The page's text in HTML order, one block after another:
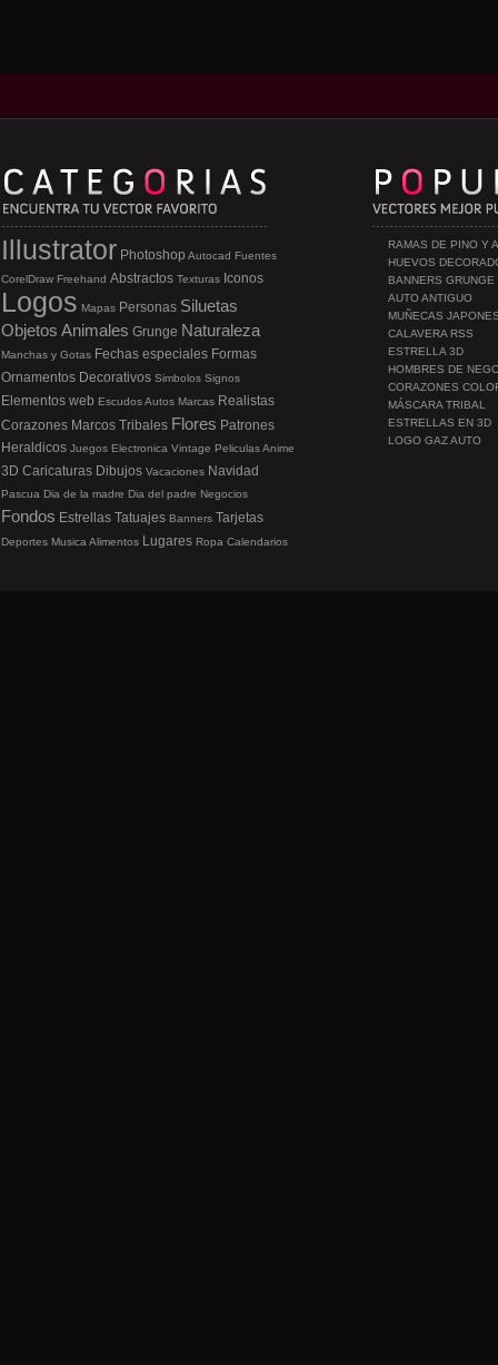
RAMAS DE PINO Y
HUEVOS
BANNERS GRUNGE
AUTO ANTIGUO
MUÑECAS
CALAVERA RSS
ESTRELLA 3D
HOMBRES DE
CORAZONES
MÁSCARA TRIBAL
ESTRELLAS EN 3D
LOGO GAZ AUTO
Illustrator Photoshop Autocad Fuentes
CorelDraw Freehand Abstractos Texturas Iconos
Logos Mapas Personas Siluetas
Objetos Animales Grunge Naturaleza
Manchas y Gotas Fechas especiales Formas
Ornamentos Decorativos Simbolos Signos
Elementos web EscudosAutos Marcas Realistas
Corazones Marcos Tribales Flores Patrones
Heraldicos Juegos Electronica Vintage PeliculasAnime
3D Caricaturas Dibujos Vacaciones Navidad
Pascua Dia de la madre Dia del padre Negocios
Fondos Estrellas Tatuajes Banners Tarjetas
Deportes Musica Alimentos Lugares Ropa Calendarios